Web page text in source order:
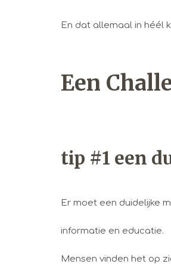
En dat allemaal in héél
Een
tip #1 een
Er moet een duidelijke
informatie en educatie.
Mensen vinden het op